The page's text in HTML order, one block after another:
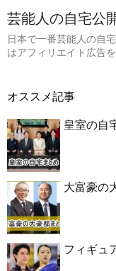
芸能人の自宅公
日本で一番芸能人の自
はアフィリエイト広告
オススメ記事
皇室の自
大富豪の
フィギュ